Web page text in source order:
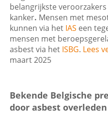
Categorie
Wis filters
belangrijkste
kanker. Mensen met
kunnen via het IAS een
mensen met
asbest via het ISBG. Lees
maart 2025
Bekende Belgische
door asbest